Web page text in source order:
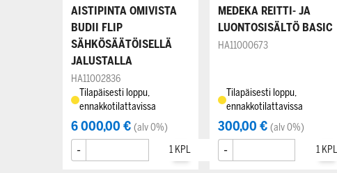
AISTIPINTA OMIVISTA
BUDII FLIP
SÄHKÖSÄÄTÖISELLÄ
JALUSTALLA
HA11002836
Tilapäisesti loppu,
ennakkotilattavissa
6 000,00 € (alv 0%)
-
MEDEKA REITTI- JA
LUONTOSISÄLTÖ BASIC
HA11000673
Tilapäisesti loppu,
ennakkotilattavissa
300,00 € (alv 0%)
-